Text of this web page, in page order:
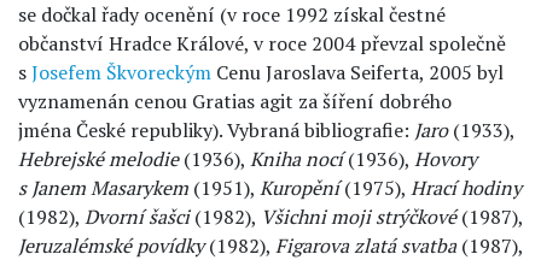
se dočkal řady ocenění (v roce 1992 získal čestné
občanství Hradce Králové, v roce 2004 převzal společně
sJosefem Škvoreckým Cenu Jaroslava Seiferta, 2005 byl
vyznamenán cenou Gratias agit za šíření dobrého
jména České republiky). Vybraná bibliografie: Jaro(1933),
Hebrejské melodie(1936), Kniha nocí(1936), Hovory
s Janem Masarykem (1951), Kuropění(1975), Hrací hodiny
(1982), Dvorní šašci(1982), Všichni moji strýčkové(1987),
Jeruzalémské povídky(1982), Figarova zlatá svatba(1987),